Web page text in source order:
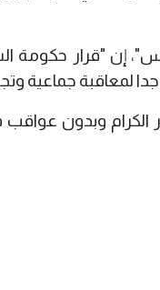
إن "قرار حكومة
جماعية
وبدون عواقب